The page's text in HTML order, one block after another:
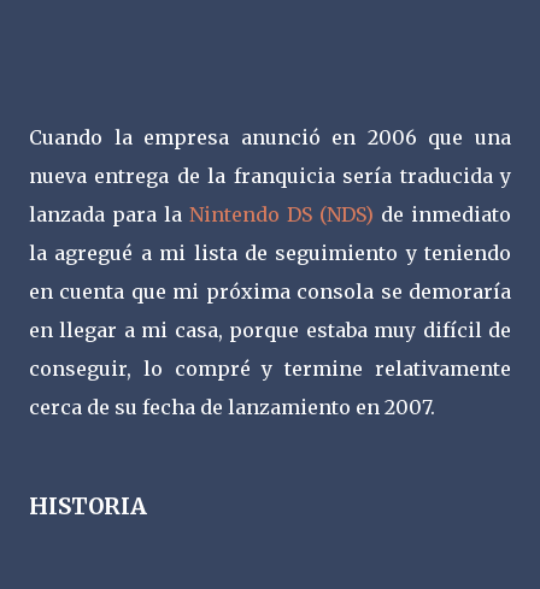
Cuando la empresa anunció en 2006 que una
nueva entrega de la franquicia sería traducida y
lanzada para la Nintendo DS (NDS) de inmediato
la agregué a mi lista de seguimiento y teniendo
en cuenta que mi próxima consola se demoraría
en llegar a mi casa, porque estaba muy difícil de
conseguir, lo compré y termine relativamente
cerca de su fecha de lanzamiento en 2007.
HISTORIA